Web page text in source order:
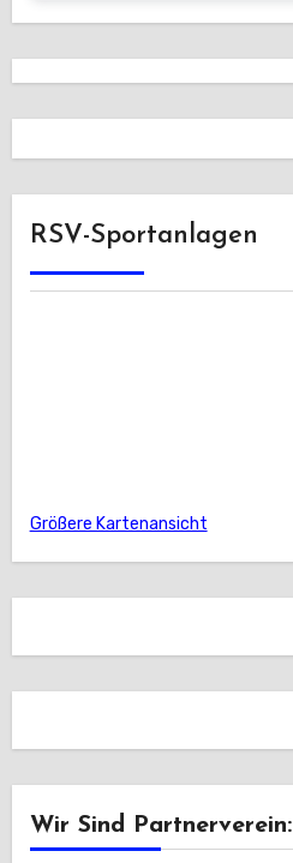
RSV-Sportanlagen
Größere Kartenansicht
Wir Sind Partnerverein: